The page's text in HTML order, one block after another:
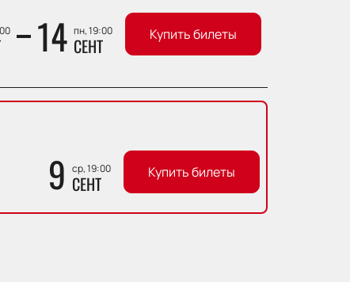
14 пн, 19:00
СЕНТ Купить билеты
9 ср, 19:00
СЕНТ Купить билеты